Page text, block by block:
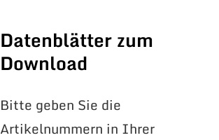
Datenblätter zum
Download
Bitte geben Sie die
Artikelnummern in Ihrer